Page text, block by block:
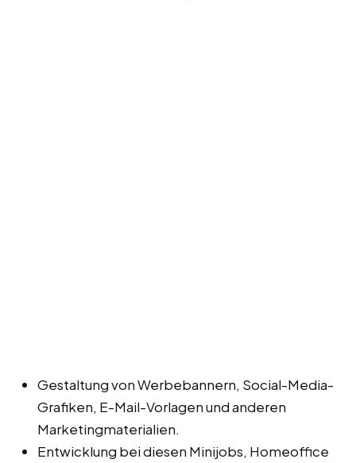
Gestaltung von Werbebannern, Social-Media-
Grafiken, E-Mail-Vorlagen und anderen
Marketingmaterialien.
Entwicklung bei diesen Minijobs, Homeoffice